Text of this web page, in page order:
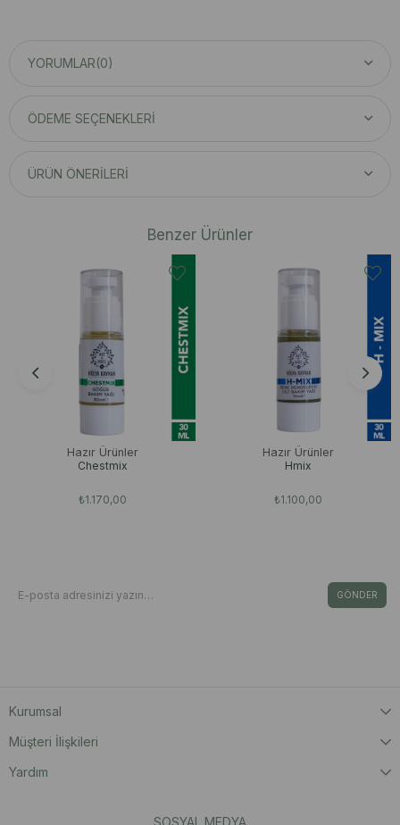
YORUMLAR(0)
ÖDEME SEÇENEKLERI
ÜRÜN ÖNERILERI
Benzer Ürünler
Hazır Ürünler
Chestmix
₺1.170,00
Hazır Ürünler
Hmix
₺1.100,00
GÖNDER
Kurumsal
Müşteri İlişkileri
Yardım
SOSYAL MEDYA